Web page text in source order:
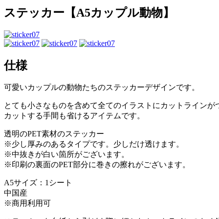
ステッカー【A5カップル動物】
仕様
可愛いカップルの動物たちのステッカーデザインです。
とても小さなものを含めて全てのイラストにカットラインが
カットする手間も省けるアイテムです。
透明のPET素材のステッカー
※少し厚みのあるタイプです。少しだけ透けます。
※中抜きが白い箇所がございます。
※印刷の裏面のPET部分に巻きの擦れがございます。
A5サイズ：1シート
中国産
※商用利用可